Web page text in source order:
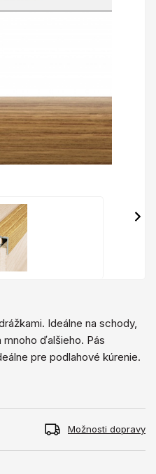
Ideálne na schody,
mnoho ďalšieho. Pás
pre podlahové kúrenie.
Možnosti dopravy